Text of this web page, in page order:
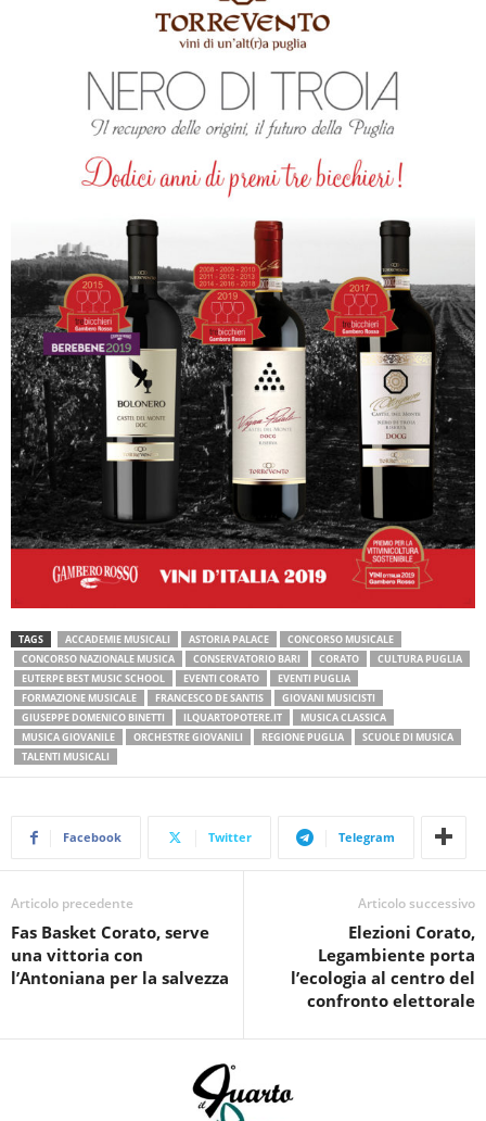
TAGS ACCADEMIE MUSICALI ASTORIA PALACE
CONCORSO MUSICALE
CONCORSO NAZIONALE MUSICA
CONSERVATORIO BARI CORATO
CULTURA PUGLIA
EUTERPE BEST MUSIC SCHOOL
EVENTI CORATO
EVENTI PUGLIA
FORMAZIONE MUSICALE
FRANCESCO DE SANTIS
GIOVANI MUSICISTI
GIUSEPPE DOMENICO BINETTI
ILQUARTOPOTERE.IT
MUSICA CLASSICA
MUSICA GIOVANILE
ORCHESTRE GIOVANILI REGIONE PUGLIA
SCUOLE DI MUSICA
TALENTI MUSICALI
Facebook Twitter Telegram
Articolo precedente
Fas Basket Corato, serve
una vittoria con
l’Antoniana per la salvezza
Articolo successivo
Elezioni Corato,
Legambiente porta
l’ecologia al centro del
confronto elettorale